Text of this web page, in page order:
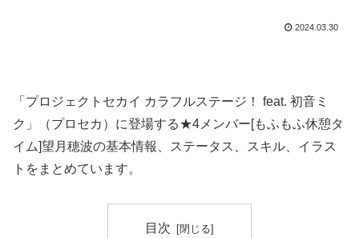
2024.03.30
「プロジェクトセカイ カラフルステージ！ feat. 初音ミ
ク」（プロセカ）に登場する★4メンバー[もふもふ休憩タ
イム]望月穂波の基本情報、ステータス、スキル、イラス
トをまとめています。
目次